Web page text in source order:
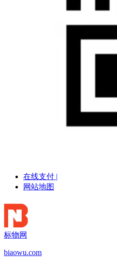
在线支付 |
网站地图
标物网
biaowu.com